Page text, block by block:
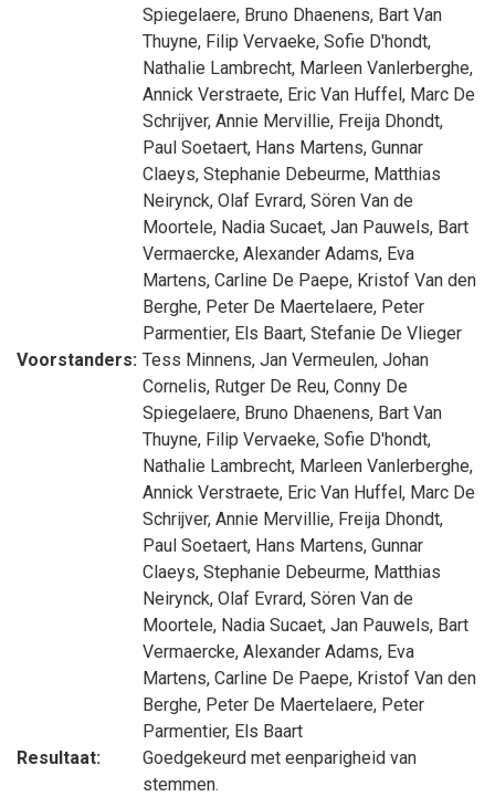
Spiegelaere, Bruno Dhaenens, Bart Van
Thuyne, Filip Vervaeke, Sofie D'hondt,
Nathalie Lambrecht, Marleen Vanlerberghe,
Annick Verstraete, Eric Van Huffel, Marc De
Schrijver, Annie Mervillie, Freija Dhondt,
Paul Soetaert, Hans Martens, Gunnar
Claeys, Stephanie Debeurme, Matthias
Neirynck, Olaf Evrard, Sören Van de
Moortele, Nadia Sucaet, Jan Pauwels, Bart
Vermaercke, Alexander Adams, Eva
Martens, Carline De Paepe, Kristof Van den
Berghe, Peter De Maertelaere, Peter
Parmentier, Els Baart, Stefanie De Vlieger
Voorstanders: Tess Minnens, Jan Vermeulen, Johan
Cornelis, Rutger De Reu, Conny De
Spiegelaere, Bruno Dhaenens, Bart Van
Thuyne, Filip Vervaeke, Sofie D'hondt,
Nathalie Lambrecht, Marleen Vanlerberghe,
Annick Verstraete, Eric Van Huffel, Marc De
Schrijver, Annie Mervillie, Freija Dhondt,
Paul Soetaert, Hans Martens, Gunnar
Claeys, Stephanie Debeurme, Matthias
Neirynck, Olaf Evrard, Sören Van de
Moortele, Nadia Sucaet, Jan Pauwels, Bart
Vermaercke, Alexander Adams, Eva
Martens, Carline De Paepe, Kristof Van den
Berghe, Peter De Maertelaere, Peter
Parmentier, Els Baart
Resultaat:
Goedgekeurd met eenparigheid van
stemmen.